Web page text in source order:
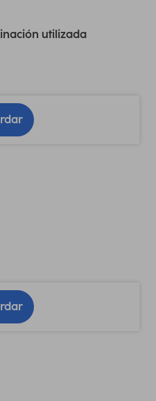
utilizada